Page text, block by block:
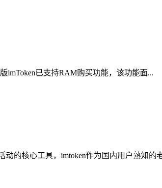
imToken已支持RAM购买功能，该功能面...
的核心工具，imtoken作为国内用户熟知的